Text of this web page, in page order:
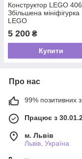
Конструктор LEGO
Збільшена мініфігурка
LEGO
5 200 ₴
Купити
Про нас
99% позитивних з
Працює з
м. Львів
Львів, Україна